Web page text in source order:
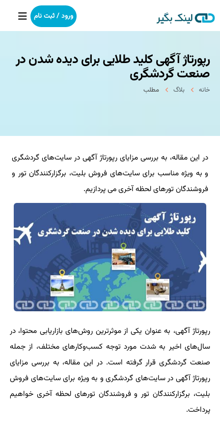
خانه
خدمات ما
درباره ما
آموزش
ورود / ثبت نام
رپورتاژ آگهی کلید طلایی برای دیده شدن در
صنعت گردشگری
خانه بلاگ مطلب
در این مقاله، به بررسی مزایای رپورتاژ آگهی در سایت‌های گردشگری
و به ویژه مناسب برای سایت‌های فروش بلیت، برگزارکنندگان تور و
فروشندگان تورهای لحظه آخری می پردازیم.
رپورتاژ آگهی، به عنوان یکی از موثرترین روش‌های بازاریابی محتوا، در
سال‌های اخیر به شدت مورد توجه کسب‌وکارهای مختلف، از جمله
صنعت گردشگری قرار گرفته است. در این مقاله، به بررسی مزایای
رپورتاژ آگهی در سایت‌های گردشگری و به ویژه برای سایت‌های فروش
بلیت، برگزارکنندگان تور و فروشندگان تورهای لحظه آخری خواهیم
پرداخت.